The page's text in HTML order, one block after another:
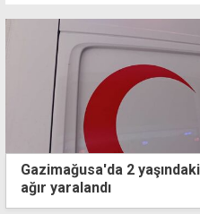
Gazimağusa'da 2
ağır yaralandı